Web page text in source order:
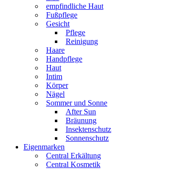
empfindliche Haut
Fußpflege
Gesicht
Pflege
Reinigung
Haare
Handpflege
Haut
Intim
Körper
Nägel
Sommer und Sonne
After Sun
Bräunung
Insektenschutz
Sonnenschutz
Eigenmarken
Central Erkältung
Central Kosmetik